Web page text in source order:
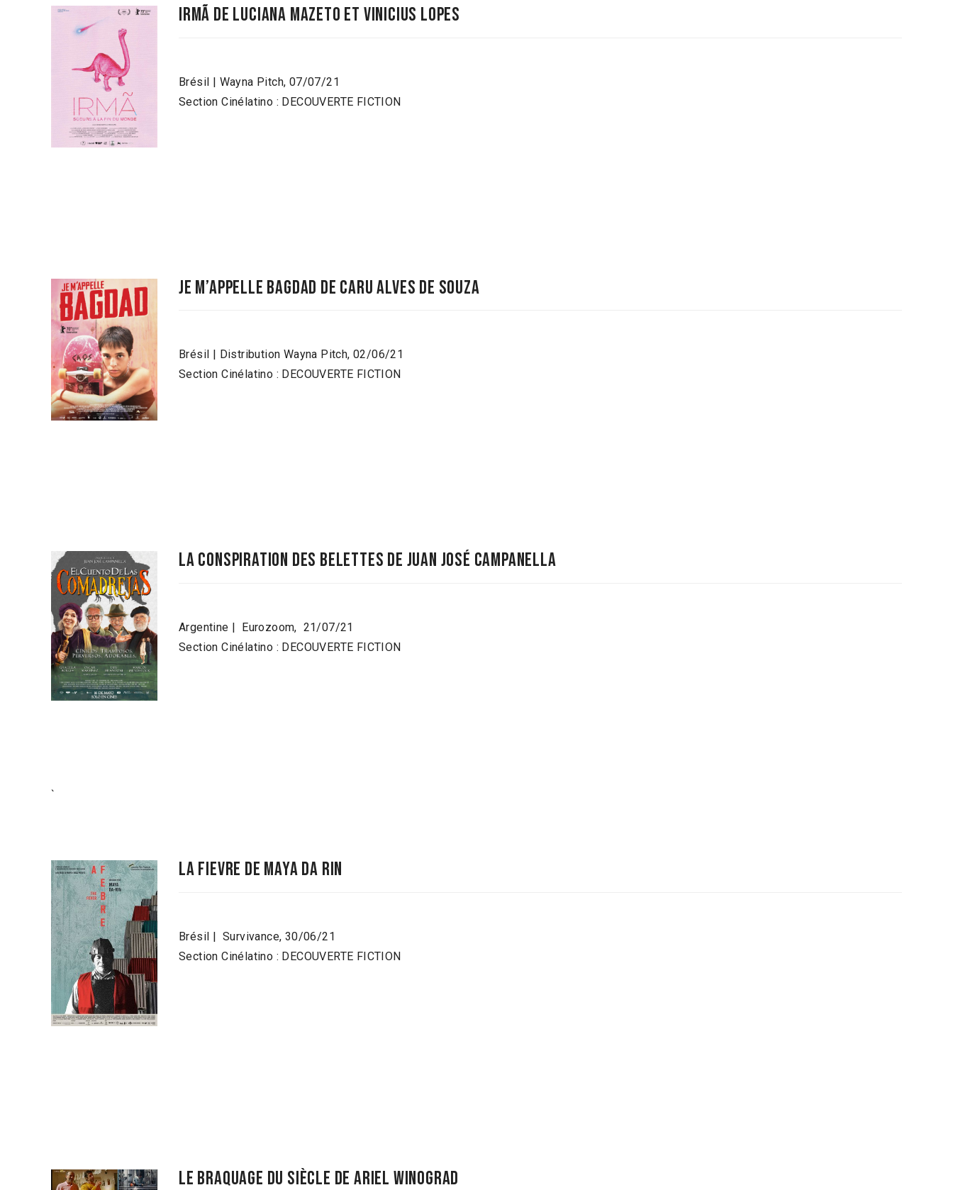
IRMÃ de luciana mazeto et vinicius lopes
Brésil | Wayna Pitch, 07/07/21
Section Cinélatino : DECOUVERTE FICTION
je m’appelle bagdad de caru alves de souza
Brésil | Distribution Wayna Pitch, 02/06/21
Section Cinélatino : DECOUVERTE FICTION
la conspiration des belettes de juan josé campanella
Argentine | Eurozoom, 21/07/21
Section Cinélatino : DECOUVERTE FICTION
`
la fievre de maya da rin
Brésil | Survivance, 30/06/21
Section Cinélatino : DECOUVERTE FICTION
le braquage du siècle de ariel winograd